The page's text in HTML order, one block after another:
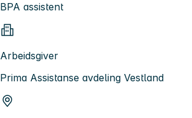
BPA assistent
Arbeidsgiver
Prima Assistanse avdeling Vestland